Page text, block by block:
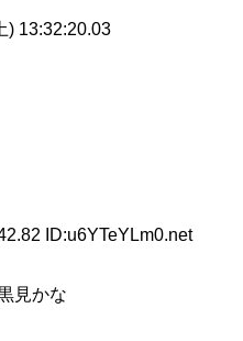
) 13:32:20.03
ID:u6YTeYLm0.net
見かな